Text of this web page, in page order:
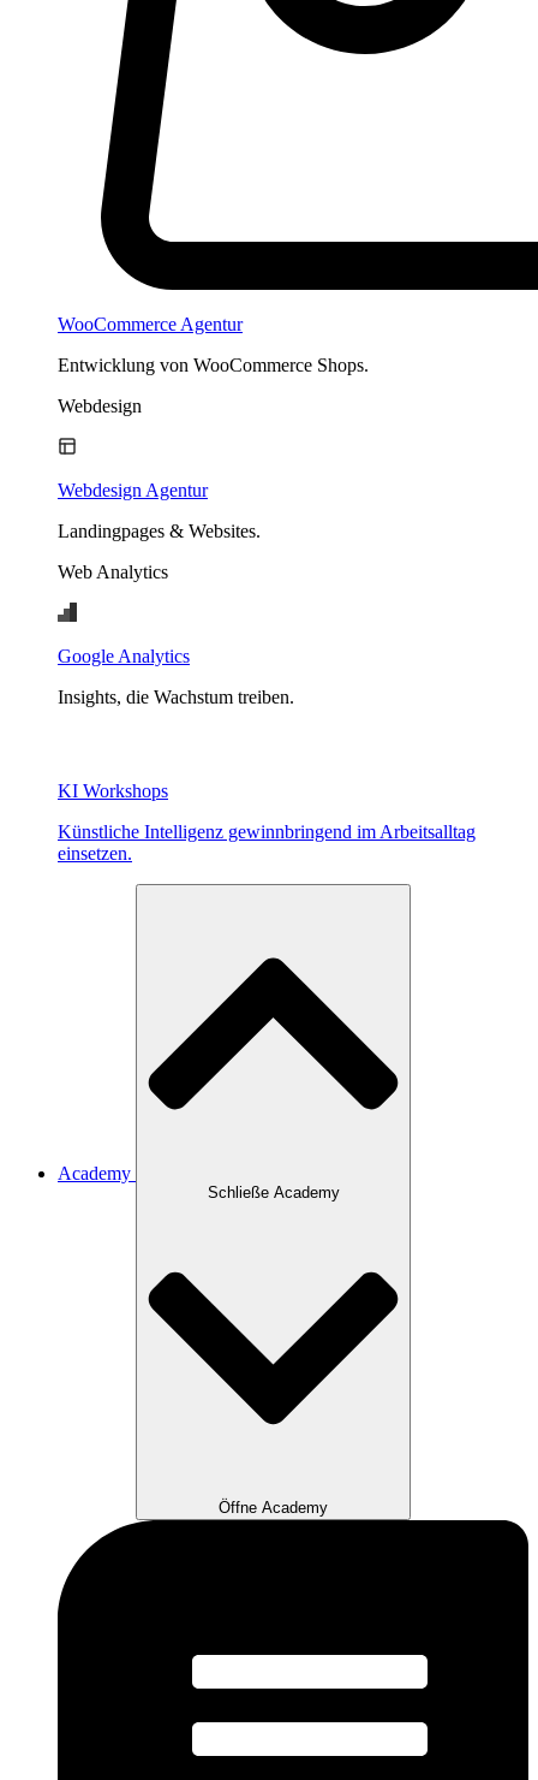
WooCommerce Agentur
Entwicklung von WooCommerce Shops.
Webdesign
Webdesign Agentur
Landingpages & Websites.
Web Analytics
Google Analytics
Insights, die Wachstum treiben.
KI Workshops
Künstliche Intelligenz gewinnbringend im Arbeitsalltag
einsetzen.
Academy
Schließe Academy
Öffne Academy